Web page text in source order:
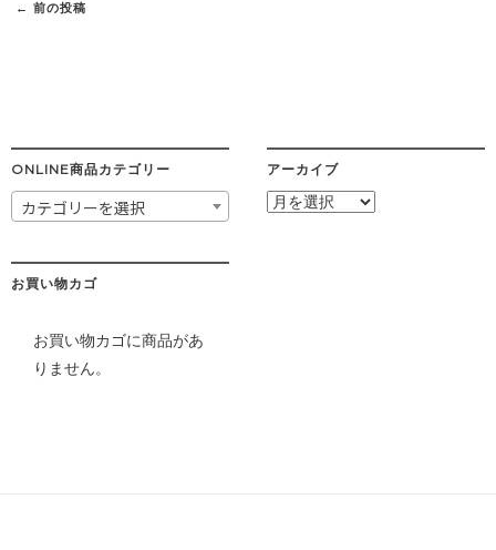
navigation
← 前の投稿
ONLINE商品カテゴリー
カテゴリーを選択
アーカイブ
ア
お買い物カゴ
お買い物カゴに商品があ
りません。